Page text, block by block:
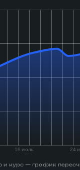
и курс — график